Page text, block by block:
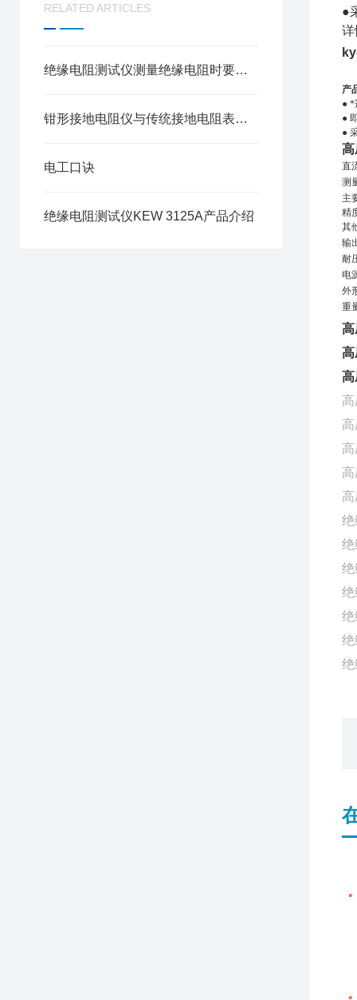
RELATED ARTICLES
绝缘电阻测试仪测量绝缘电阻时要注意这几点！
钳形接地电阻仪与传统接地电阻表的区别
电工口诀
绝缘电阻测试仪KEW 3125A产品介绍
●
详
产
● *
●
●
高
直
测
主
精
其
输
耐
电
外
重
高
高
高
绝
绝
绝
绝
绝
绝
绝